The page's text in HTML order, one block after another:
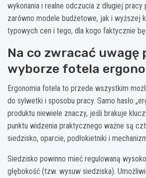
wykonania i realne odczucia z długiej pracy
zarówno modele budżetowe, jak i wyższej
typowych cen i tego, dla kogo faktycznie
Na co zwracać uwagę
wyborze fotela
Ergonomia fotela to przede wszystkim
do sylwetki i sposobu pracy. Samo hasło
produktu niewiele znaczy, jeśli brakuje
punktu widzenia praktycznego ważne są
siedzisko, oparcie, podłokietniki i
Siedzisko powinno mieć regulowaną
głębokość (tzw. wysuw siedziska).